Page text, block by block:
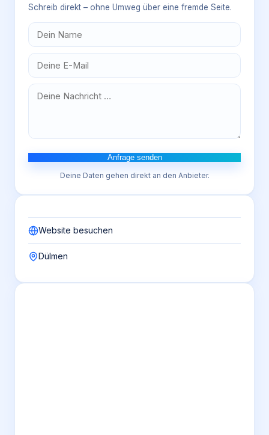
Schreib direkt – ohne Umweg über eine fremde Seite.
Anfrage senden
Deine Daten gehen direkt an den Anbieter.
Website besuchen
Dülmen